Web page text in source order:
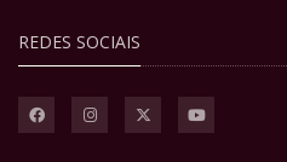
REDES SOCIAIS